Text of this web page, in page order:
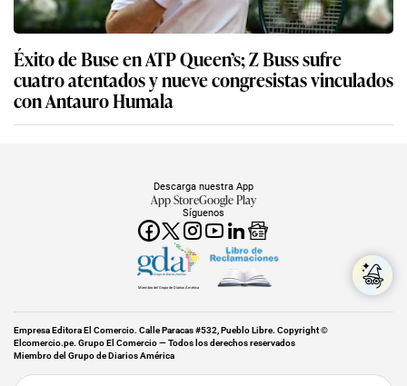
Éxito de Buse en ATP Queen’s; Z Buss sufre
cuatro atentados y nueve congresistas vinculados
con Antauro Humala
Síguenos
Descarga nuestra App
App StoreGoogle Play
Miembro del Grupo de Diarios América
Empresa Editora El Comercio. Calle Paracas #532, Pueblo Libre. Copyright ©
Elcomercio.pe. Grupo El Comercio — Todos los derechos reservados
Miembro del Grupo de Diarios América